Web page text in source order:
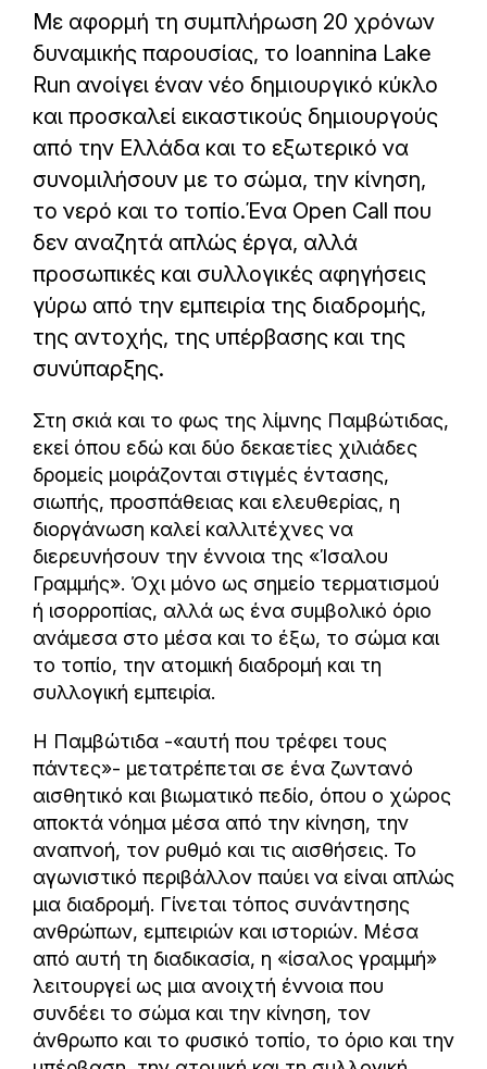
Με αφορμή τη συμπλήρωση 20 χρόνων
δυναμικής παρουσίας, το Ioannina Lake
Run ανοίγει έναν νέο δημιουργικό κύκλο
και προσκαλεί εικαστικούς δημιουργούς
από την Ελλάδα και το εξωτερικό να
συνομιλήσουν με το σώμα, την κίνηση,
το νερό και το τοπίο.Ένα Open Call που
δεν αναζητά απλώς έργα, αλλά
προσωπικές και συλλογικές αφηγήσεις
γύρω από την εμπειρία της διαδρομής,
της αντοχής, της υπέρβασης και της
συνύπαρξης.
Στη σκιά και το φως της λίμνης Παμβώτιδας,
εκεί όπου εδώ και δύο δεκαετίες χιλιάδες
δρομείς μοιράζονται στιγμές έντασης,
σιωπής, προσπάθειας και ελευθερίας, η
διοργάνωση καλεί καλλιτέχνες να
διερευνήσουν την έννοια της «Ίσαλου
Γραμμής». Όχι μόνο ως σημείο τερματισμού
ή ισορροπίας, αλλά ως ένα συμβολικό όριο
ανάμεσα στο μέσα και το έξω, το σώμα και
το τοπίο, την ατομική διαδρομή και τη
συλλογική εμπειρία.
Η Παμβώτιδα -«αυτή που τρέφει τους
πάντες»- μετατρέπεται σε ένα ζωντανό
αισθητικό και βιωματικό πεδίο, όπου ο χώρος
αποκτά νόημα μέσα από την κίνηση, την
αναπνοή, τον ρυθμό και τις αισθήσεις. Το
αγωνιστικό περιβάλλον παύει να είναι απλώς
μια διαδρομή. Γίνεται τόπος συνάντησης
ανθρώπων, εμπειριών και ιστοριών. Μέσα
από αυτή τη διαδικασία, η «ίσαλος γραμμή»
λειτουργεί ως μια ανοιχτή έννοια που
συνδέει το σώμα και την κίνηση, τον
άνθρωπο και το φυσικό τοπίο, το όριο και την